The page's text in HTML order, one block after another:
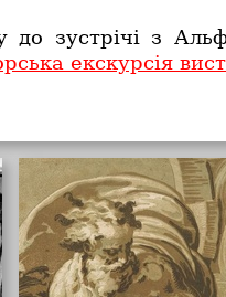
до зустрічі з
екскурсія